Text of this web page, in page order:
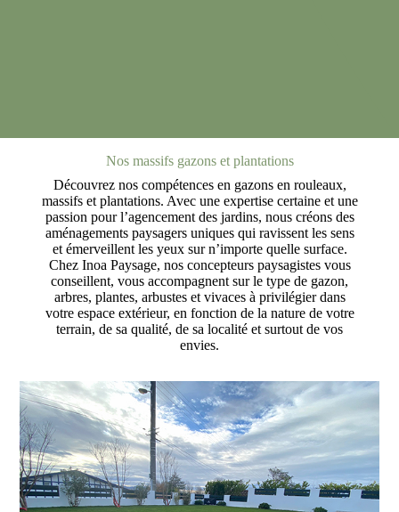
Nos massifs gazons et plantations
Découvrez nos compétences en gazons en rouleaux,
massifs et plantations. Avec une expertise certaine et une
passion pour l’agencement des jardins, nous créons des
aménagements paysagers uniques qui ravissent les sens
et émerveillent les yeux sur n’importe quelle surface.
Chez Inoa Paysage, nos concepteurs paysagistes vous
conseillent, vous accompagnent sur le type de gazon,
arbres, plantes, arbustes et vivaces à privilégier dans
votre espace extérieur, en fonction de la nature de votre
terrain, de sa qualité, de sa localité et surtout de vos
envies.